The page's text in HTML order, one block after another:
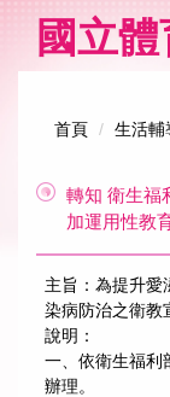
主
國立
首頁 生活輔
轉知 衛生福
加運用性教
主旨：為提升愛
染病防治之衛教
說明：
一、依衛生福利
辦理。